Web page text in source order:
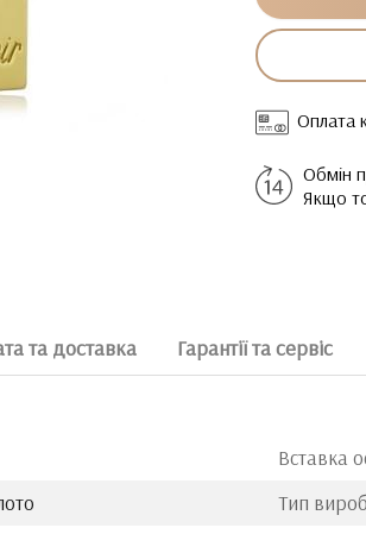
Оплата
Обмін
Якщо
та доставка Гарантії та сервіс
Вставка
Тип